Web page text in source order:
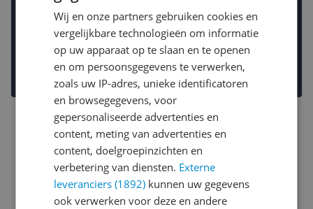
Wij en onze partners gebruiken cookies en
vergelijkbare technologieën om informatie
op uw apparaat op te slaan en te openen
en om persoonsgegevens te verwerken,
zoals uw IP-adres, unieke identificatoren
en browsegegevens, voor
gepersonaliseerde advertenties en
content, meting van advertenties en
content, doelgroepinzichten en
verbetering van diensten. Externe
leveranciers (1892) kunnen uw gegevens
ook verwerken voor deze en andere